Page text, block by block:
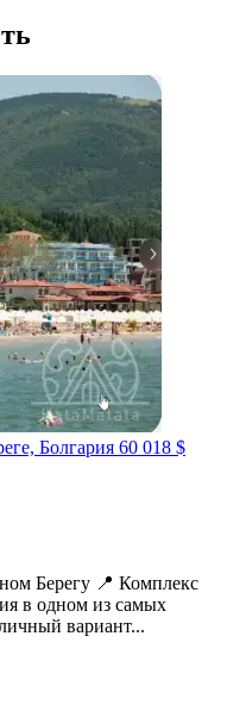
Болгария 60 018 $
Берегу 📍 Комплекс
в одном из самых
вариант...